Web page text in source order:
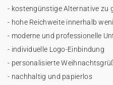
- kostengünstige Alternative zu
- hohe Reichweite innerhalb
- moderne und professionelle
- individuelle Logo-Einbindung
- personalisierte
- nachhaltig und papierlos